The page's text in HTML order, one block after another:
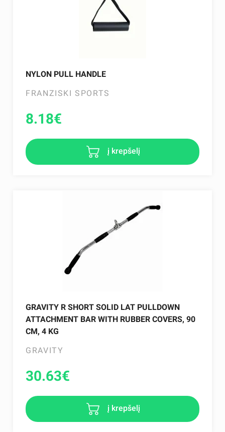
NYLON PULL HANDLE
FRANZISKI SPORTS
8.18€
į krepšelį
GRAVITY R SHORT SOLID LAT PULLDOWN
ATTACHMENT BAR WITH RUBBER COVERS, 90
CM, 4 KG
GRAVITY
30.63€
į krepšelį